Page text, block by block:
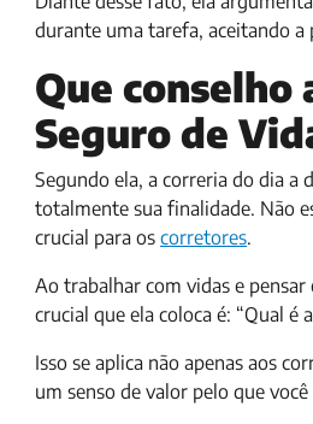
durante uma tarefa, aceitando
Que conselho
Seguro de
Segundo ela, a correria do dia a
totalmente sua finalidade. Não
crucial para os corretores.
Ao trabalhar com vidas e
crucial que ela coloca é: “Qual é
Isso se aplica não apenas aos
um senso de valor pelo que